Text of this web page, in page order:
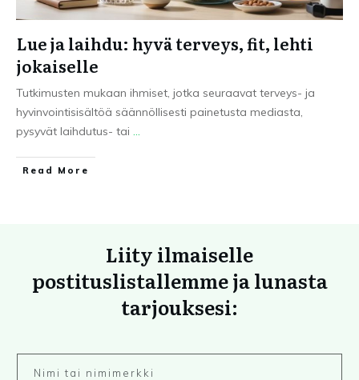
Lue ja laihdu: hyvä terveys, fit, lehti
jokaiselle
Tutkimusten mukaan ihmiset, jotka seuraavat terveys- ja
hyvinvointisisältöä säännöllisesti painetusta mediasta,
pysyvät laihdutus- tai ...
Read More
Liity ilmaiselle
postituslistallemme ja lunasta
tarjouksesi: